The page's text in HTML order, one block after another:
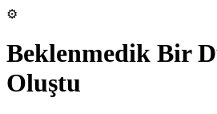
⚙️
Beklenmedik Bir
Oluştu